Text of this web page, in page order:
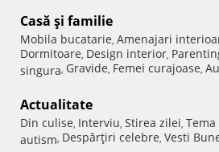
Casă şi familie
Mobila bucatarie, Amenajari
Dormitoare, Design interior,
singura, Gravide, Femei curajoase,
Actualitate
Din culise, Interviu, Stirea zilei,
autism, Despărţiri celebre, Vesti